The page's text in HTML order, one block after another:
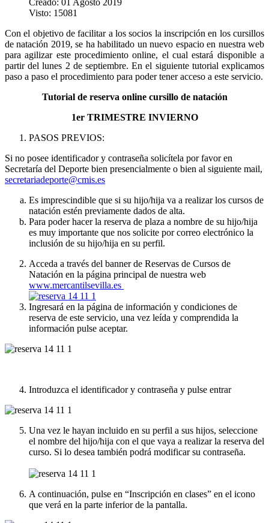
Visto: 15081
Con el objetivo de facilitar a los socios la inscripción en los cursillos
de natación 2019, se ha habilitado un nuevo espacio en nuestra web
para agilizar este procedimiento online, el cual estará disponible a
partir del lunes 2 de septiembre. En el siguiente tutorial explicamos
paso a paso el procedimiento para poder tener acceso a este servicio.
Tutorial de reserva online cursillo de natación
1er TRIMESTRE INVIERNO
PASOS PREVIOS:
Si no posee identificador y contraseña solicítela por favor en
Secretaría del Deporte bien presencialmente o bien al siguiente mail,
secretariadeporte@cmis.es
Es imprescindible que si su hijo/hija va a realizar los cursos de
natación estén previamente dados de alta.
Para poder hacer la reserva de plaza a nombre de su hijo/hija
es muy importante que nos solicite por correo electrónico la
inclusión de su hijo/hija en su perfil.
Acceda a través del banner de Reservas de Cursos de
Natación en la página principal de nuestra web
www.mercantilsevilla.es
Ingresará en la página de información y condiciones de
reserva de este servicio, una vez leída y comprendida la
información pulse aceptar.
Introduzca el identificador y contraseña y pulse entrar
Una vez le hayan incluido en su perfil a sus hijos, seleccione
el nombre del hijo/hija con el que vaya a realizar la reserva del
curso. Si lo desea también podrá modificar su contraseña.
A continuación, pulse en “Inscripción en clases” en el icono
que verá en la parte inferior de la pantalla.